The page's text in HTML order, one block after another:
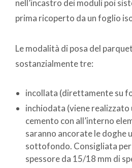
nell’incastro dei moduli poi
prima ricoperto da un foglio
Le modalità di posa del
sostanzialmente tre:
incollata (direttamente su
inchiodata (viene
cemento con all’interno
saranno ancorate le doghe
sottofondo. Consigliata
spessore da 15/18 mm di